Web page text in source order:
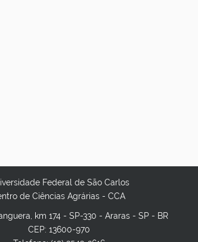
Federal de São Carlos
de Ciências Agrárias - CCA
km 174 - SP-330 - Araras - SP - BR
CEP: 13600-970